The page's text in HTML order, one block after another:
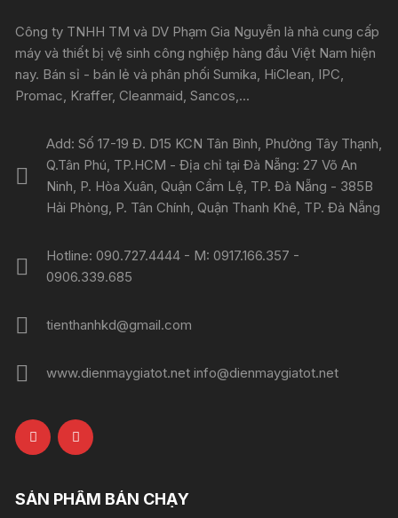
Công ty TNHH TM và DV Phạm Gia Nguyễn là nhà cung cấp
máy và thiết bị vệ sinh công nghiệp hàng đầu Việt Nam hiện
nay. Bán sỉ - bán lẻ và phân phối Sumika, HiClean, IPC,
Promac, Kraffer, Cleanmaid, Sancos,...
Add: Số 17-19 Đ. D15 KCN Tân Bình, Phường Tây Thạnh,
Q.Tân Phú, TP.HCM - Địa chỉ tại Đà Nẵng: 27 Võ An
Ninh, P. Hòa Xuân, Quận Cẩm Lệ, TP. Đà Nẵng - 385B
Hải Phòng, P. Tân Chính, Quận Thanh Khê, TP. Đà Nẵng
Hotline: 090.727.4444 - M: 0917.166.357 -
0906.339.685
tienthanhkd@gmail.com
www.dienmaygiatot.net info@dienmaygiatot.net
SẢN PHẨM BÁN CHẠY